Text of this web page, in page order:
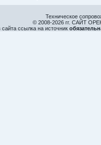
Техническое
© 2008-2026 гг. САЙТ
ссылка на источник